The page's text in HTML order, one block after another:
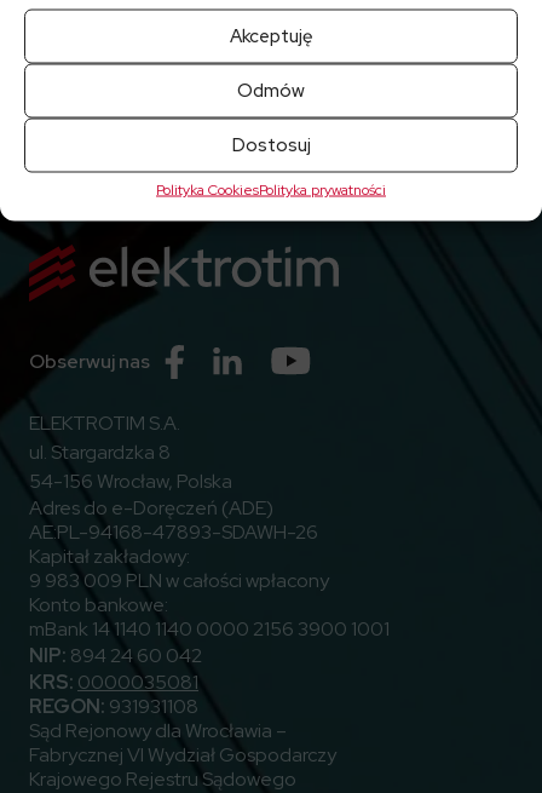
Akceptuję
Odmów
Dostosuj
Polityka CookiesPolityka prywatności
Obserwuj nas Przejdź do Facebook
Przejdź do Linkedin
ELEKTROTIM S.A.
ul. Stargardzka 8
54-156 Wrocław, Polska
Adres do e-Doręczeń (ADE)
AE:PL-94168-47893-SDAWH-26
Kapitał zakładowy:
9 983 009 PLN w całości wpłacony
Konto bankowe:
mBank 14 1140 1140 0000 2156 3900 1001
NIP: 894 24 60 042
KRS: 0000035081
REGON: 931931108
Sąd Rejonowy dla Wrocławia –
Fabrycznej VI Wydział Gospodarczy
Krajowego Rejestru Sądowego